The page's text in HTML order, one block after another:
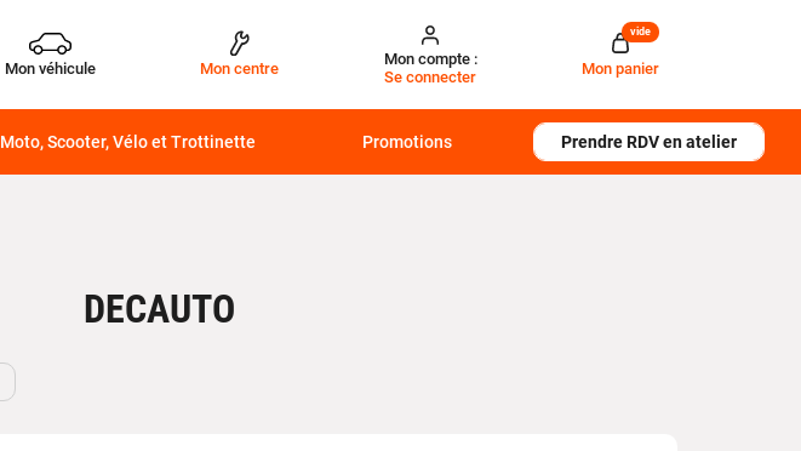
Mon véhicule Mon centre
Mon compte :
Se connecter
Mon panier
vide
Moto, Scooter, Vélo et Trottinette Promotions Prendre RDV en atelier
DECAUTO